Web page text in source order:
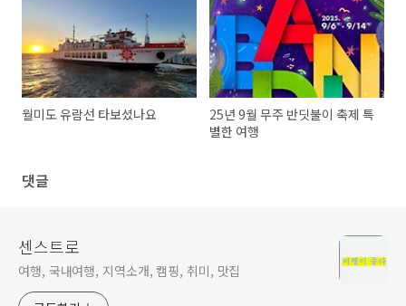
월미도 유람선 타보셨나요
25년 9월 무주 반딧불이 축제 특
별한 여행
댓글
센스트로
여행, 국내여행, 지역소개, 캠핑, 취미, 맛집